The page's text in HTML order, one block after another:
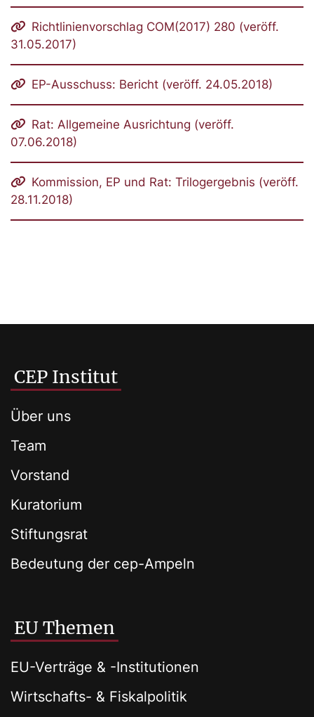
Richtlinienvorschlag COM(2017) 280 (veröff.
31.05.2017)
EP-Ausschuss: Bericht (veröff. 24.05.2018)
Rat: Allgemeine Ausrichtung (veröff.
07.06.2018)
Kommission, EP und Rat: Trilogergebnis (veröff.
28.11.2018)
CEP Institut
Über uns
Team
Vorstand
Kuratorium
Stiftungsrat
Bedeutung der cep-Ampeln
EU Themen
EU-Verträge & -Institutionen
Wirtschafts- & Fiskalpolitik